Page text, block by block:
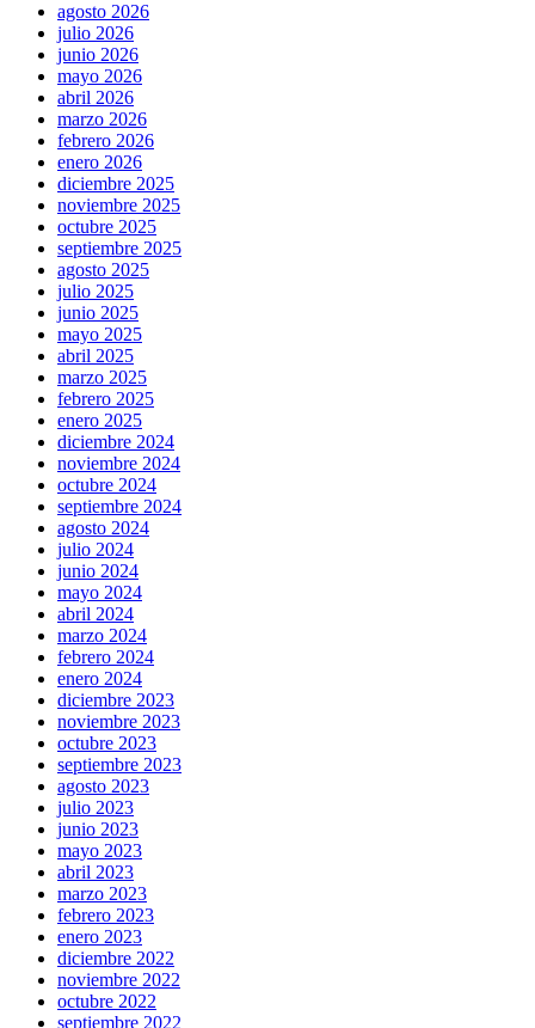
agosto 2026
julio 2026
junio 2026
mayo 2026
abril 2026
marzo 2026
febrero 2026
enero 2026
diciembre 2025
noviembre 2025
octubre 2025
septiembre 2025
agosto 2025
julio 2025
junio 2025
mayo 2025
abril 2025
marzo 2025
febrero 2025
enero 2025
diciembre 2024
noviembre 2024
octubre 2024
septiembre 2024
agosto 2024
julio 2024
junio 2024
mayo 2024
abril 2024
marzo 2024
febrero 2024
enero 2024
diciembre 2023
noviembre 2023
octubre 2023
septiembre 2023
agosto 2023
julio 2023
junio 2023
mayo 2023
abril 2023
marzo 2023
febrero 2023
enero 2023
diciembre 2022
noviembre 2022
octubre 2022
septiembre 2022